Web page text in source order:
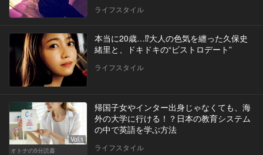
ライフスタイル
本当に20歳…⁉大人の色気を纏った久保史
緒里と、ドキドキの“ビストロデート”
ライフスタイル
Vol.1
オトナの5分読書
帰国子女やインター出身じゃなくても、海
外の大学に行ける！？日本の教育システム
の中で英語を学ぶ方法
ライフスタイル